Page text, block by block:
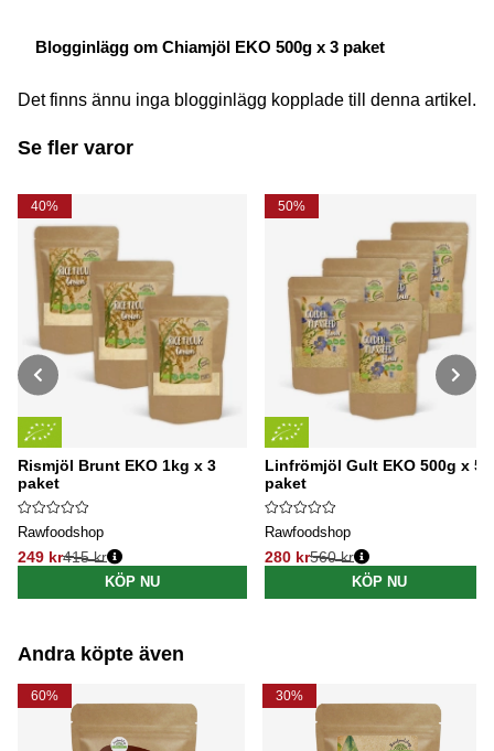
Blogginlägg om Chiamjöl EKO 500g x 3 paket
Det finns ännu inga blogginlägg kopplade till denna artikel.
Se fler varor
40%
Rismjöl Brunt EKO 1kg x 3
paket
Rawfoodshop
249 kr
Ordinarie pris:
415 kr
KÖP NU
50%
Linfrömjöl Gult EKO 500g x 5
paket
Rawfoodshop
280 kr
Ordinarie pris:
560 kr
KÖP NU
Andra köpte även
60% 30%